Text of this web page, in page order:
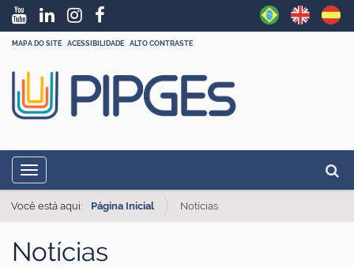
MAPA DO SITE ACESSIBILIDADE ALTO CONTRASTE
Busca
Toggle navigation
Você está aqui: Página Inicial Notícias
Notícias